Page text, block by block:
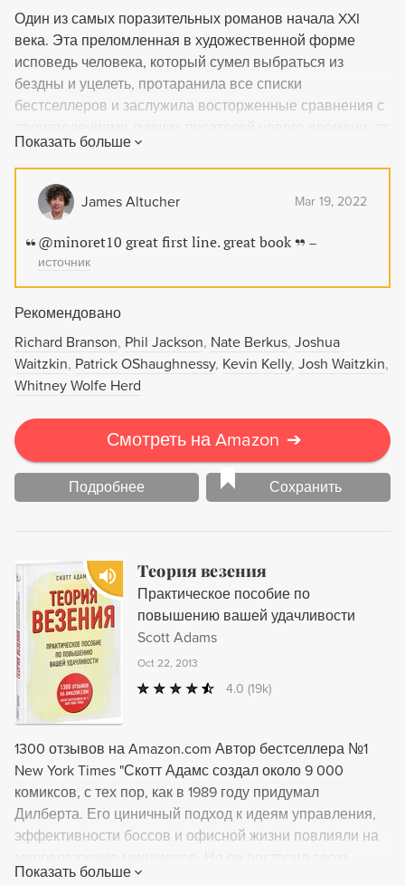
Один из самых поразительных романов начала XXI
века. Эта преломленная в художественной форме
исповедь человека, который сумел выбраться из
бездны и уцелеть, протаранила все списки
бестселлеров и заслужила восторженные сравнения с
Мелвилла до Хемингуэя. Подобно автору, герой этого
романа много лет скрывался от закона. Лишенный
после развода с женой родительских прав, он
пристрастился к наркотикам, совершил ряд ограблений
и был приговорен австралийским судом к
девятнадцати годам заключения. Бежав на второй год
торговал оружием и участвовал в разборках индийской
мафии, а также нашел свою настоящую любовь, чтобы
вновь потерять ее, чтобы снова найти...
Показать больше
James Altucher Mar 19, 2022
@minoret10 great first line. great book
–
источник
Рекомендовано
Richard Branson Phil Jackson Nate Berkus Joshua
Waitzkin Patrick OShaughnessy Kevin Kelly Josh Waitzkin
Whitney Wolfe Herd
Смотреть на Amazon ➔
Подробнее Сохранить
Теория везения
Практическое пособие по
повышению вашей удачливости
Scott Adams
Oct 22, 2013
4.0 (19k)
1300 отзывов на Amazon.com Автор бестселлера №1
New York Times "Скотт Адамс создал около 9 000
комиксов, с тех пор, как в 1989 году придумал
Дилберта. Его циничный подход к идеям управления,
эффективности боссов и офисной жизни повлияли на
успешную карьеру, главным образом, путем проб и
Показать больше